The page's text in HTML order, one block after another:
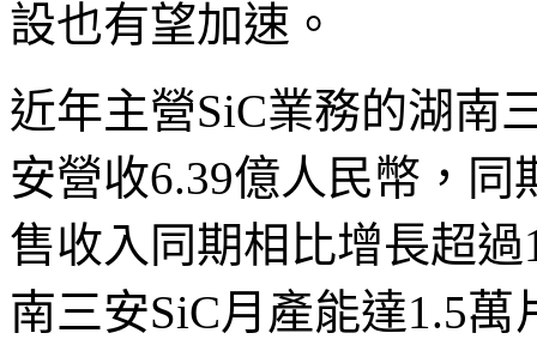
設也有望加速。
近年主營SiC業務的湖南
安營收6.39億人民幣，
售收入同期相比增長超
南三安SiC月產能達1.5萬